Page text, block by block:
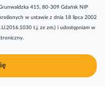
415, 80-309 Gdańsk NIP
w ustawie z dnia 18 lipca 2002
t.j. ze zm.) i udostępniam w